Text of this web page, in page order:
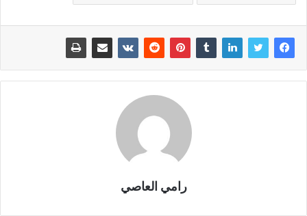
رامي العاصي